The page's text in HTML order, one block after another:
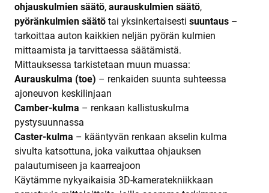
ohjauskulmien säätö, aurauskulmien säätö,
pyöränkulmien säätö tai yksinkertaisesti suuntaus –
tarkoittaa auton kaikkien neljän pyörän kulmien
mittaamista ja tarvittaessa säätämistä.
Mittauksessa tarkistetaan muun muassa:
Aurauskulma (toe) – renkaiden suunta suhteessa
ajoneuvon keskilinjaan
Camber-kulma – renkaan kallistuskulma
pystysuunnassa
Caster-kulma – kääntyvän renkaan akselin kulma
sivulta katsottuna, joka vaikuttaa ohjauksen
palautumiseen ja kaarreajoon
Käytämme nykyaikaisia 3D-kameratekniikkaan